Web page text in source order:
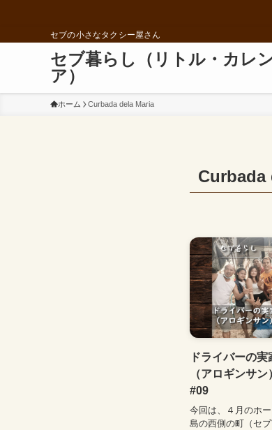
セブの小さなタクシー屋さん
セブ暮らし（リトル・カレ
ア）
ホーム Curbada dela Maria
Curbada
ドライバーの
（アロギンサン
#09
今回は、４月のホ
島の西側の町（セ